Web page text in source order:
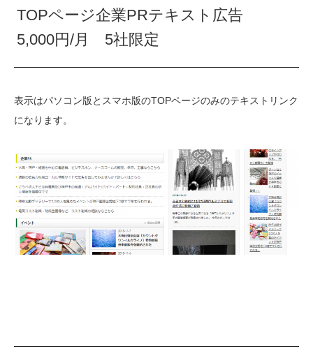
TOPページ企業PRテキスト広告
5,000円/月 5社限定
表示はパソコン版とスマホ版のTOPページのみのテキストリンク
になります。